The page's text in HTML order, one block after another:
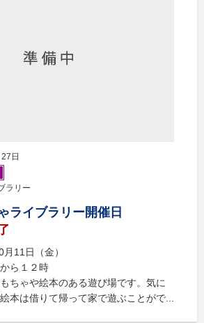
日
ラリー
ライブラリー開催日
11日（金）
ら１２時
ちゃや絵本のある遊び場です。気に
本は借りて帰って家で遊ぶことがで...